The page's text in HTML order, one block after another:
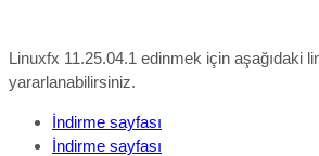
Linuxfx 11.25.04.1 edinmek için aşağıdaki
yararlanabilirsiniz.
İndirme sayfası
İndirme sayfası